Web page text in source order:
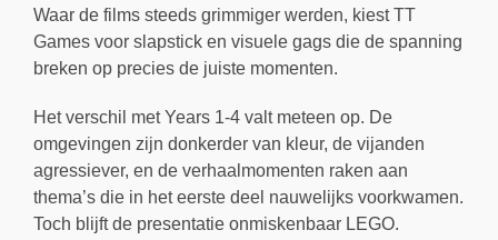
Waar de films steeds grimmiger werden, kiest TT
Games voor slapstick en visuele gags die de spanning
breken op precies de juiste momenten.
Het verschil met Years 1-4 valt meteen op. De
omgevingen zijn donkerder van kleur, de vijanden
agressiever, en de verhaalmomenten raken aan
thema’s die in het eerste deel nauwelijks voorkwamen.
Toch blijft de presentatie onmiskenbaar LEGO.